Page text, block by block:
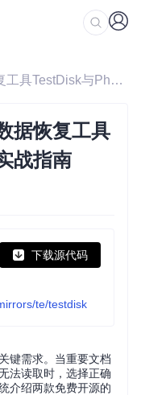
/ 3大场景全覆盖！2024数据恢复工具TestDisk与PhotoRec实战指南
据恢复工具
战指南
下载源代码
te/testdisk
键需求。当重要文档
法读取时，选择正确
介绍两款免费开源的